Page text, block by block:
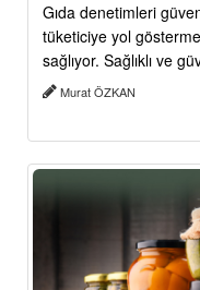
Gıda denetimleri
tüketiciye yol
sağlıyor. Sağlıklı ve
Murat ÖZKAN